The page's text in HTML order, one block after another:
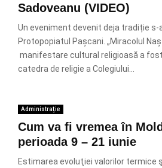
Sadoveanu (VIDEO)
Un eveniment devenit deja tradiție
Protopopiatul Pașcani. „Miracolul
manifestare cultural religioasă a
catedra de religie a Colegiului...
Administrație
Cum va fi vremea în
perioada 9 – 21 iunie
Estimarea evoluţiei valorilor termice